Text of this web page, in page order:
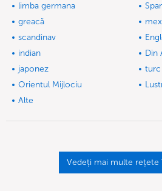
limba germana
greacă
scandinav
indian
Din
japonez
turc
Orientul Mijlociu
Alte
Vedeți mai multe rețete